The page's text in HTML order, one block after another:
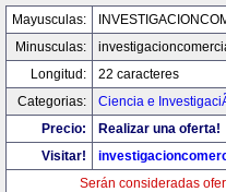
Mayusculas:
Minusculas:
Longitud:
22 caracteres
Categorias:
Ciencia e
Precio:
Realizar una oferta!
Visitar!
Serán consideradas